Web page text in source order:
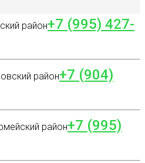
район+7 (995) 427-
район+7 (904)
район+7 (995)